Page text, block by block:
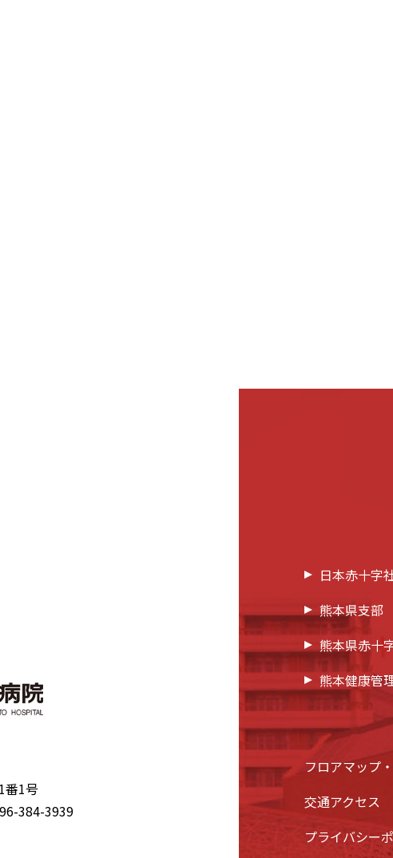
番1号
384-3939
日本赤十字
熊本県支部
熊本県赤十
熊本健康管
フロアマップ
交通アクセス
プライバシー